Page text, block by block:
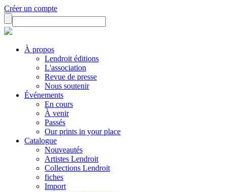
Créer un compte
À propos
Lendroit éditions
L'association
Revue de presse
Nous soutenir
Événements
En cours
À venir
Passés
Our prints in your place
Catalogue
Nouveautés
Artistes Lendroit
Collections Lendroit
fiches
Import